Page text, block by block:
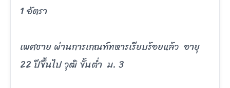
1 อัตรา
เพศชาย ผ่านการเกณฑ์ทหารเรียบร้อยแล้ว อายุ
22 ปีขึ้นไป วุฒิ ขั้นต่ำ ม. 3